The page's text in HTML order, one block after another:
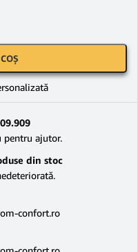
pentru ajutor.
din stoc
confort.ro